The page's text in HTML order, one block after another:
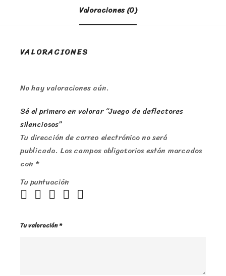
Valoraciones (0)
VALORACIONES
No hay valoraciones aún.
Sé el primero en valorar “Juego de deflectores
silenciosos”
Tu dirección de correo electrónico no será
publicada. Los campos obligatorios están marcados
con *
Tu puntuación
Tu valoración*